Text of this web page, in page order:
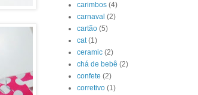
carimbos (4)
carnaval (2)
cartão (5)
cat (1)
ceramic (2)
chá de bebê (2)
confete (2)
corretivo (1)